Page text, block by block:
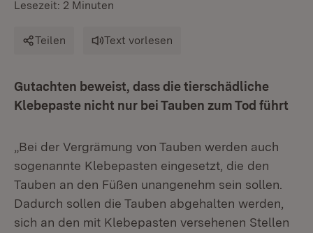
Lesezeit: 2 Minuten
Teilen Text vorlesen
Gutachten beweist, dass die tierschädliche
Klebepaste nicht nur bei Tauben zum Tod führt
„Bei der Vergrämung von Tauben werden auch
sogenannte Klebepasten eingesetzt, die den
Tauben an den Füßen unangenehm sein sollen.
Dadurch sollen die Tauben abgehalten werden,
sich an den mit Klebepasten versehenen Stellen